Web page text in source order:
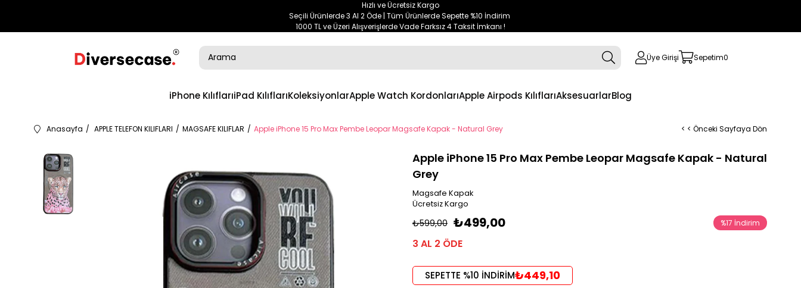
Hızlı ve Ücretsiz Kargo
Seçili Ürünlerde 3 Al 2 Öde | Tüm Ürünlerde Sepette %10 İndirim
1000 TL ve Üzeri Alışverişlerde Vade Farksız 4 Taksit İmkanı !
Üye Girişi Sepetim0
iPhone KılıflarıiPad KılıflarıKoleksiyonlarApple Watch KordonlarıApple Airpods KılıflarıAksesuarlarBlog
Anasayfa APPLE TELEFON KILIFLARI MAGSAFE KILIFLAR Apple iPhone 15 Pro Max Pembe Leopar Magsafe Kapak - Natural Grey < < Önceki Sayfaya Dön
Apple iPhone 15 Pro Max Pembe Leopar Magsafe Kapak - Natural
Grey
Magsafe Kapak
Ücretsiz Kargo
₺599,00 ₺499,00 %17 İndirim
3 AL 2 ÖDE
SEPETTE %10 İNDİRİM₺449,10